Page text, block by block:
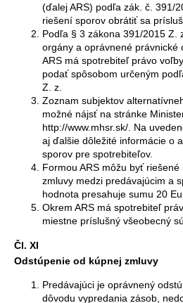
(ďalej ARS) podľa zák. č. 391/
riešení sporov obrátiť sa
Podľa § 3 zákona 391/2015 Z.
orgány a oprávnené právnické
ARS má spotrebiteľ právo
podať spôsobom určeným
Z. z.
Zoznam subjektov
možné nájsť na stránke
http://www.mhsr.sk/. Na
aj ďalšie dôležité informácie o
sporov pre spotrebiteľov.
Formou ARS môžu byť
zmluvy medzi predávajúcim a
hodnota presahuje sumu 20
Okrem ARS má spotrebiteľ
miestne príslušný všeobecný
Čl. XI
Odstúpenie od kúpnej zmluvy
Predávajúci je oprávnený
dôvodu vypredania zásob,